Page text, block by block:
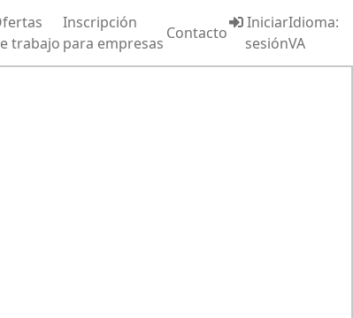
trabajo
Inscripción
para empresas
Contacto
Iniciar
sesión
Idioma:
VA